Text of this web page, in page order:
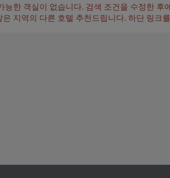
한 객실이 없습니다. 검색 조건을 수정한 후
지역의 다른 호텔 추천드립니다. 하단 링크